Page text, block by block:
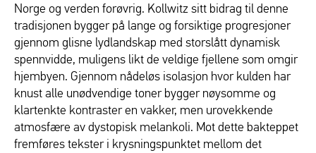
Norge og verden forøvrig. Kollwitz sitt bidrag til denne
tradisjonen bygger på lange og forsiktige progresjoner
gjennom glisne lydlandskap med storslått dynamisk
spennvidde, muligens likt de veldige fjellene som omgir
hjembyen. Gjennom nådeløs isolasjon hvor kulden har
knust alle unødvendige toner bygger nøysomme og
klartenkte kontraster en vakker, men urovekkende
atmosfære av dystopisk melankoli. Mot dette bakteppet
fremføres tekster i krysningspunktet mellom det